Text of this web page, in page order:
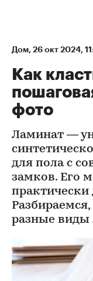
Дом⁠, 26 окт 2024,
Как
фото
Ламинат —
для пола с
замков. Его
разные виды